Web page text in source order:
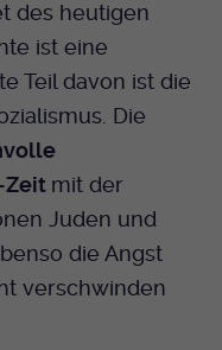
des heutigen
ist eine
Teil davon ist die
Die
Zeit mit der
Juden und
die Angst
verschwinden
genutzt um
im TYPO3
um
ID.
anzeigen
anzeigen